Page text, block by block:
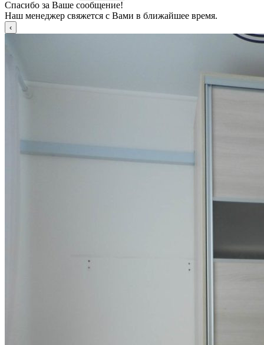
Спасибо за Ваше сообщение!
Наш менеджер свяжется с Вами в ближайшее время.